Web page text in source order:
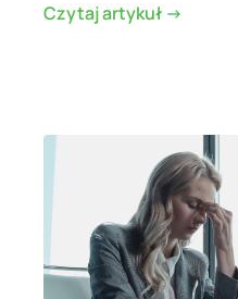
Czytaj artykuł ->